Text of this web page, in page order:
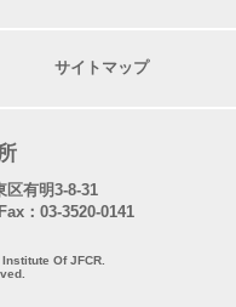
有明3-8-31
：03-3520-0141
サイトマップ
Of JFCR.